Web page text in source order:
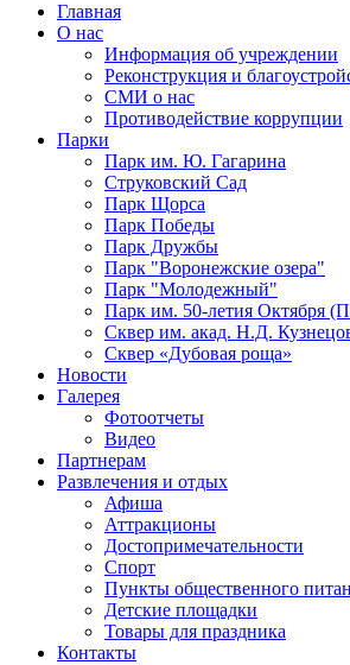
Главная
О нас
Информация об учреждении
Реконструкция и
СМИ о нас
Противодействие коррупции
Парки
Парк им. Ю. Гагарина
Струковский Сад
Парк Щорса
Парк Победы
Парк Дружбы
Парк "Воронежские озера"
Парк "Молодежный"
Парк им. 50-летия Октября
Сквер им. акад. Н.Д.
Сквер «Дубовая роща»
Новости
Галерея
Фотоотчеты
Видео
Партнерам
Развлечения и отдых
Афиша
Аттракционы
Достопримечательности
Спорт
Пункты общественного
Детские площадки
Товары для праздника
Контакты